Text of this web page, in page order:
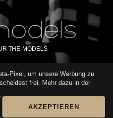
THE-MODELS
DATENSCHUTZ
Pixel, um unsere Werbung zu
frei. Mehr dazu in der
AKZEPTIEREN